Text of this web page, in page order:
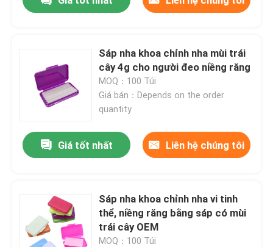
Sáp nha khoa chỉnh nha mùi trái
cây 4g cho người đeo niềng răng
MOQ：100 Túi
Giá bán：Depends on the order
quantity
Giá tốt nhất Liên hệ chúng tôi
Sáp nha khoa chỉnh nha vi tinh
thể, niềng răng bằng sáp có mùi
trái cây OEM
MOQ：100 Túi